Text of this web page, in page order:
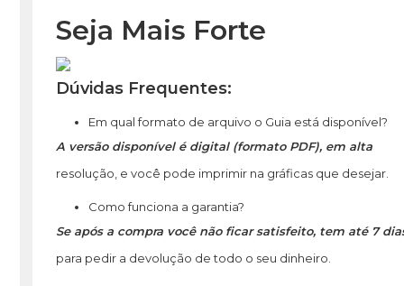
Seja Mais Forte
Dúvidas Frequentes:
Em qual formato de arquivo o Guia está disponível?
A versão disponível é digital (formato PDF), em alta
resolução, e você pode imprimir na gráficas que desejar.
Como funciona a garantia?
Se após a compra você não ficar satisfeito, tem até 7
para pedir a devolução de todo o seu dinheiro.